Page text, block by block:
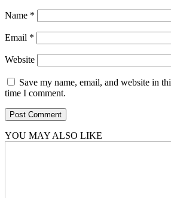
Name *
Email *
Website
Save my name, email, and website in
time I comment.
YOU MAY ALSO LIKE